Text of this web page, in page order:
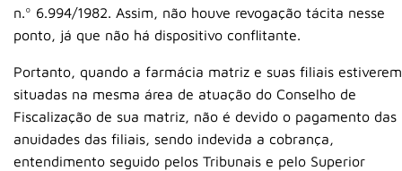
n.º 6.994/1982. Assim, não houve revogação tácita nesse
ponto, já que não há dispositivo conflitante.
Portanto, quando a farmácia matriz e suas filiais estiverem
situadas na mesma área de atuação do Conselho de
Fiscalização de sua matriz, não é devido o pagamento das
anuidades das filiais, sendo indevida a cobrança,
entendimento seguido pelos Tribunais e pelo Superior